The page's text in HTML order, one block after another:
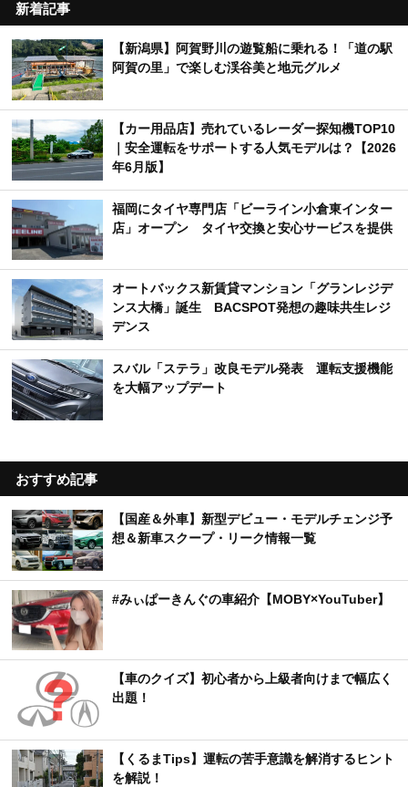
新着記事
【新潟県】阿賀野川の遊覧船に乗れる！「道の駅
阿賀の里」で楽しむ渓谷美と地元グルメ
【カー用品店】売れているレーダー探知機TOP10
｜安全運転をサポートする人気モデルは？【2026
年6月版】
福岡にタイヤ専門店「ビーライン小倉東インター
店」オープン タイヤ交換と安心サービスを提供
オートバックス新賃貸マンション「グランレジデ
ンス大橋」誕生 BACSPOT発想の趣味共生レジ
デンス
スバル「ステラ」改良モデル発表 運転支援機能
を大幅アップデート
おすすめ記事
【国産＆外車】新型デビュー・モデルチェンジ予
想＆新車スクープ・リーク情報一覧
#みぃぱーきんぐの車紹介【MOBY×YouTuber】
【車のクイズ】初心者から上級者向けまで幅広く
出題！
【くるまTips】運転の苦手意識を解消するヒント
を解説！